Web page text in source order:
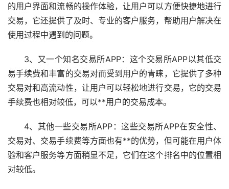
的用户界面和流畅的操作体验，让用户可以方便快捷地进行
交易，它还提供了及时、专业的客户服务，帮助用户解决在
使用过程中遇到的问题。
3、又一个知名交易所APP：这个交易所APP以其低交
易手续费和丰富的交易对而受到用户的青睐，它提供了多种
交易对和高流动性，让用户可以轻松地进行交易，它的交易
手续费也相对较低，可以**用户的交易成本。
4、其他一些交易所APP：这些交易所APP在安全性、
交易对、交易手续费等方面也有**的优势，但可能在用户体
验和客户服务等方面稍显不足，它们在这个排名中的位置相
对较低。